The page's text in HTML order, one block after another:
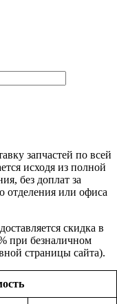
запчастей по всей
исходя из полной
без доплат за
отделения или офиса
скидка в
при безналичном
страницы сайта).